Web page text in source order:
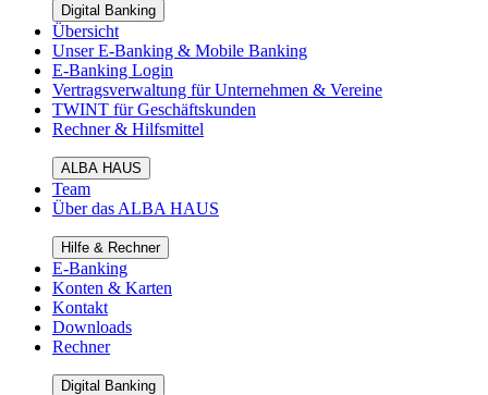
Digital Banking
Übersicht
Unser E-Banking & Mobile Banking
E-Banking Login
Vertragsverwaltung für Unternehmen & Vereine
TWINT für Geschäftskunden
Rechner & Hilfsmittel
ALBA HAUS
Team
Über das ALBA HAUS
Hilfe & Rechner
E-Banking
Konten & Karten
Kontakt
Downloads
Rechner
Digital Banking